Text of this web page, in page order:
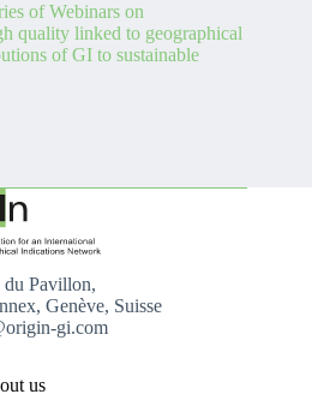
of Webinars on
quality linked to geographical
of GI to sustainable
du Pavillon,
Genève, Suisse
gi.com
us